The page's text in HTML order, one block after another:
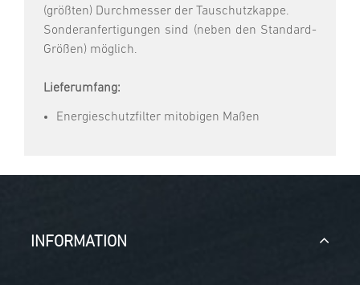
(größten) Durchmesser der Tauschutzkappe.
Sonderanfertigungen sind (neben den Standard-
Größen) möglich.
Lieferumfang:
Energieschutzfilter mitobigen Maßen
INFORMATION